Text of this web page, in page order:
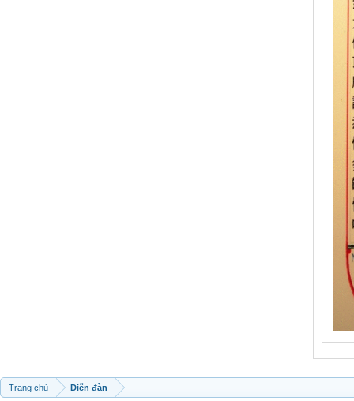
Trang chủ Diễn đàn